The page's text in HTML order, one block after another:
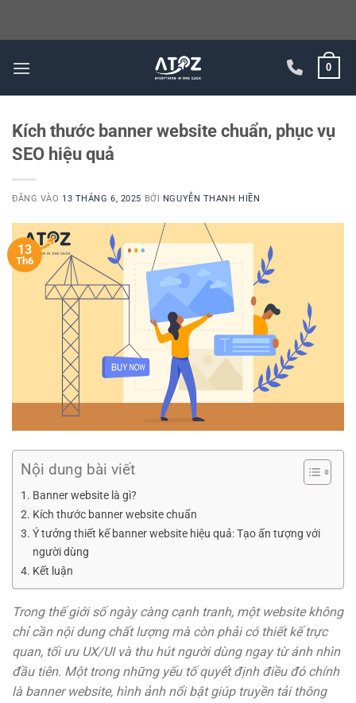
qua
0
Kích thước banner website chuẩn, phục vụ
SEO hiệu quả
ĐĂNG VÀO 13 THÁNG 6, 2025 BỞI NGUYỄN THANH HIỀN
13
Th6
Nội dung bài viết
Banner website là gì?
Kích thước banner website chuẩn
Ý tưởng thiết kế banner website hiệu quả: Tạo ấn tượng với
người dùng
Kết luận
Trong thế giới số ngày càng cạnh tranh, một website không
chỉ cần nội dung chất lượng mà còn phải có thiết kế trực
quan, tối ưu UX/UI và thu hút người dùng ngay từ ánh nhìn
đầu tiên. Một trong những yếu tố quyết định điều đó chính
là banner website, hình ảnh nổi bật giúp truyền tải thông